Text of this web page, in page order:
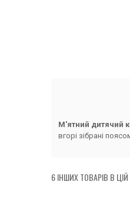
М'ятний дитячий
вгорі зібрані
6 ІНШИХ ТОВАРІВ В ЦІЙ